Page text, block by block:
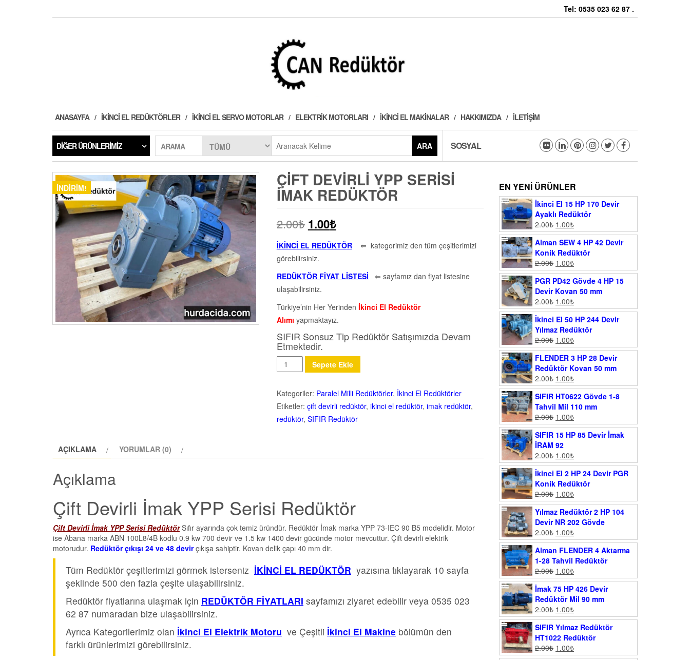
Tel: 0535 023 62 87 .
ANASAYFA İKINCI EL REDÜKTÖRLER İKINCI EL SERVO MOTORLAR ELEKTRIK MOTORLARI İKINCI EL MAKINALAR HAKKIMIZDA İLETIŞIM
DIĞER ÜRÜNLERIMIZ ARAMA ARA SOSYAL
İNDIRIM! ÇIFT DEVIRLI YPP SERISI
İMAK REDÜKTÖR
2.00₺ 1.00₺
İKİNCİ EL REDÜKTÖR⇐ kategorimiz den tüm çeşitlerimizi
görebilirsiniz.
REDÜKTÖR FİYAT LİSTESİ ⇐ sayfamız dan fiyat listesine
ulaşabilirsiniz.
Türkiye’nin Her Yerinden İkinci El Redüktör
Alımı yapmaktayız.
SIFIR Sonsuz Tip Redüktör Satışımızda Devam
Etmektedir.
Miktar Sepete Ekle
Kategoriler: Paralel Milli Redüktörler, İkinci El Redüktörler
Etiketler: çift devirli redüktör, ikinci el redüktör, imak redüktör,
redüktör, SIFIR Redüktör
AÇIKLAMA YORUMLAR (0)
Açıklama
Çift Devirli İmak YPP Serisi Redüktör
Çift Devirli İmak YPP Serisi RedüktörSıfır ayarında çok temiz üründür. Redüktör İmak marka YPP 73-IEC 90 B5 modelidir. Motor
ise Abana marka ABN 100L8/4B kodlu 0.9 kw 700 devir ve 1.5 kw 1400 devir gücünde motor mevcuttur. Çift devirli elektrik
motorudur. Redüktör çıkışı 24 ve 48 devirçıkışa sahiptir. Kovan delik çapı 40 mm dir.
Tüm Redüktör çeşitlerimizi görmek isterseniz İKİNCİ EL REDÜKTÖR yazısına tıklayarak 10 sayfa
şeklinde 500 den fazla çeşite ulaşabilirsiniz.
Redüktör fiyatlarına ulaşmak için REDÜKTÖR FİYATLARI sayfamızı ziyaret edebilir veya 0535 023
62 87 numaradan bize ulaşabilirsiniz.
Ayrıca Kategorilerimiz olan İkinci El Elektrik Motoru ve Çeşitli İkinci El Makine bölümün den
farklı ürünlerimizi görebilirsiniz.
EN YENI ÜRÜNLER
İkinci El 15 HP 170 Devir
Ayaklı Redüktör
2.00₺ 1.00₺
Alman SEW 4 HP 42 Devir
Konik Redüktör
2.00₺ 1.00₺
PGR PD42 Gövde 4 HP 15
Devir Kovan 50 mm
2.00₺ 1.00₺
İkinci El 50 HP 244 Devir
Yılmaz Redüktör
2.00₺ 1.00₺
FLENDER 3 HP 28 Devir
Redüktör Kovan 50 mm
2.00₺ 1.00₺
SIFIR HT0622 Gövde 1-8
Tahvil Mil 110 mm
2.00₺ 1.00₺
SIFIR 15 HP 85 Devir İmak
İRAM 92
2.00₺ 1.00₺
İkinci El 2 HP 24 Devir PGR
Konik Redüktör
2.00₺ 1.00₺
Yılmaz Redüktör 2 HP 104
Devir NR 202 Gövde
2.00₺ 1.00₺
Alman FLENDER 4 Aktarma
1-28 Tahvil Redüktör
2.00₺ 1.00₺
İmak 75 HP 426 Devir
Redüktör Mil 90 mm
2.00₺ 1.00₺
SIFIR Yılmaz Redüktör
HT1022 Redüktör
2.00₺ 1.00₺